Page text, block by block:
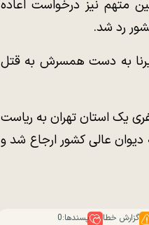
متهم نیز درخواست اعاده
رد شد.
خبرنگار ایرنا به دست همسرش به قتل
در وقت فوق‌العاده در شعبه ۱۰ دادگاه کیفری یک استان تهران به ریاست
عالی کشور ارجاع شد و
گزارش خطا پسندها:0